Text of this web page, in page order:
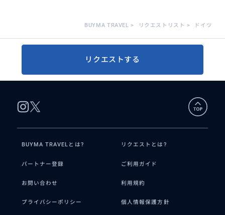
BUYMA TRAVEL > リクエストリスト > ドイツ
リクエストする
BUYMA TRAVELとは? リクエストとは?
パートナー登録 ご利用ガイド
お問い合わせ 利用規約
プライバシーポリシー 個人情報保護方針